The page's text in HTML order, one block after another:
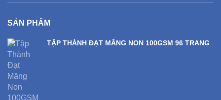
SẢN PHẨM
TẬP THÀNH ĐẠT MĂNG NON 100GSM 96 TRANG